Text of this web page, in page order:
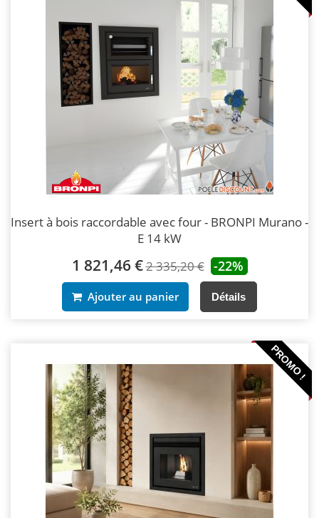
Insert à bois raccordable avec four - BRONPI Murano -
E 14 kW
1 821,46 €2 335,20 € -22%
Ajouter au panier Détails
PROMO !